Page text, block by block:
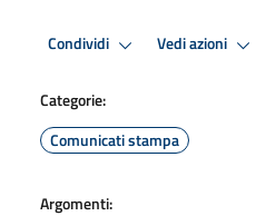
Condividi Vedi azioni
Categorie:
Comunicati stampa
Argomenti: